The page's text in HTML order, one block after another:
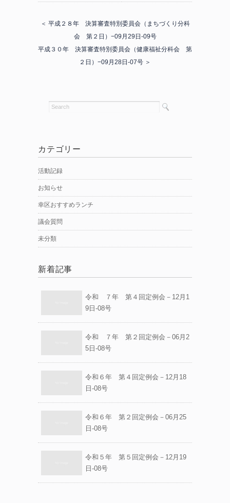
＜ 平成２８年 決算審査特別委員会（まちづくり分科
会 第２日）−09月29日-09号
平成３０年 決算審査特別委員会（健康福祉分科会 第
２日）−09月28日-07号 ＞
カテゴリー
活動記録
お知らせ
幸区おすすめランチ
議会質問
未分類
新着記事
令和 ７年 第４回定例会－12月1
9日-08号
令和 ７年 第２回定例会－06月2
5日-08号
令和６年 第４回定例会－12月18
日-08号
令和６年 第２回定例会－06月25
日-08号
令和５年 第５回定例会－12月19
日-08号